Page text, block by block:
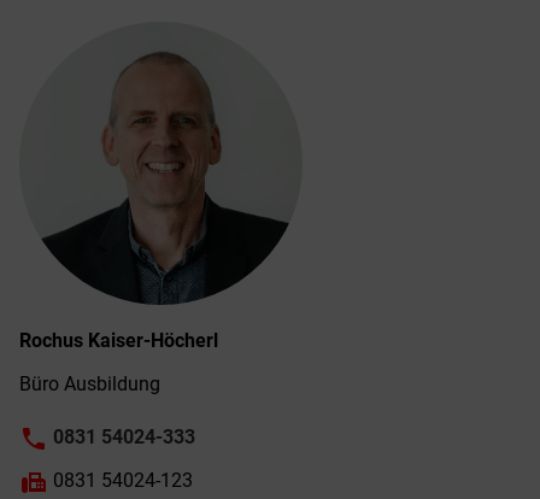
Rochus Kaiser-Höcherl
Büro Ausbildung
phone 0831 54024-333
fax 0831 54024-123